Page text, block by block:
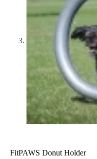
FitPAWS Donut Holder